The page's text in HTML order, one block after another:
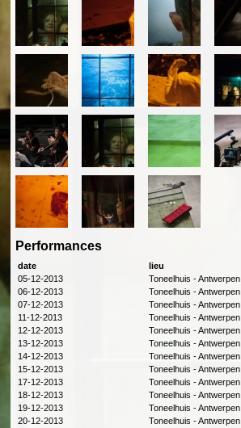
Performances
date
lieu
05-12-2013
Toneelhuis - Antwerpen
06-12-2013
Toneelhuis - Antwerpen
07-12-2013
Toneelhuis - Antwerpen
11-12-2013
Toneelhuis - Antwerpen
12-12-2013
Toneelhuis - Antwerpen
13-12-2013
Toneelhuis - Antwerpen
14-12-2013
Toneelhuis - Antwerpen
15-12-2013
Toneelhuis - Antwerpen
17-12-2013
Toneelhuis - Antwerpen
18-12-2013
Toneelhuis - Antwerpen
19-12-2013
Toneelhuis - Antwerpen
20-12-2013
Toneelhuis - Antwerpen